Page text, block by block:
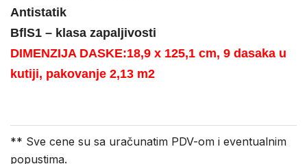
Antistatik
BflS1 – klasa zapaljivosti
DIMENZIJA DASKE:18,9 x 125,1 cm, 9 dasaka u
kutiji, pakovanje 2,13 m2
** Sve cene su sa uračunatim PDV-om i eventualnim
popustima.